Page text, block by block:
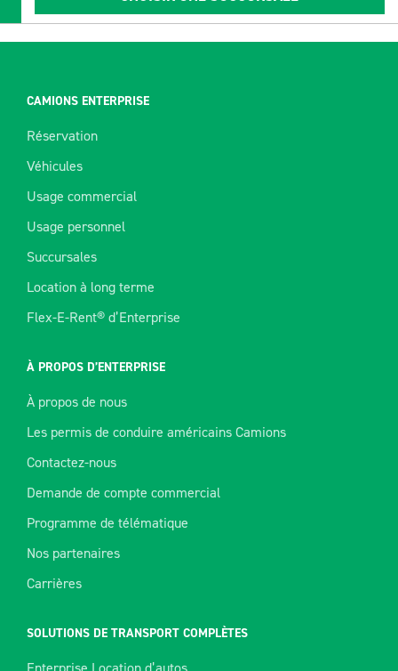
CAMIONS ENTERPRISE
Réservation
Véhicules
Usage commercial
Usage personnel
Succursales
Location à long terme
Flex-E-Rent® d’Enterprise
À PROPOS D’ENTERPRISE
À propos de nous
Les permis de conduire américains Camions
Contactez-nous
Demande de compte commercial
Programme de télématique
Nos partenaires
Carrières
SOLUTIONS DE TRANSPORT COMPLÈTES